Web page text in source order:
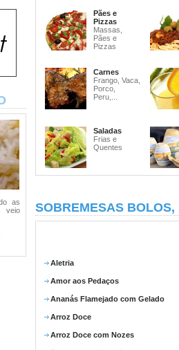
as
veio
Pães e
Pizzas
Massas,
Pães e
Pizzas
Carnes
Frango, Vaca,
Porco,
Peru,...
Saladas
Frias e
Quentes
SOBREMESAS
Aletria
Amor aos Pedaços
Ananás Flamejado com Gelado
Arroz Doce
Arroz Doce com Nozes